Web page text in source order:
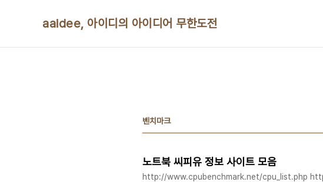
aaidee, 아이디의 아이디어 무한도전
벤치마크
노트북 씨피유 정보 사이트 모음
http://www.cpubenchmark.net/cpu_list.php